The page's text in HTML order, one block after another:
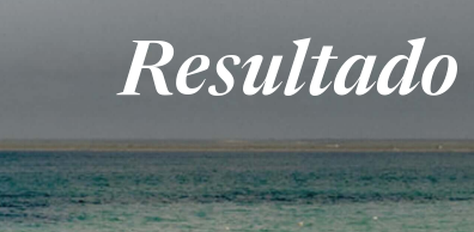
Resultado